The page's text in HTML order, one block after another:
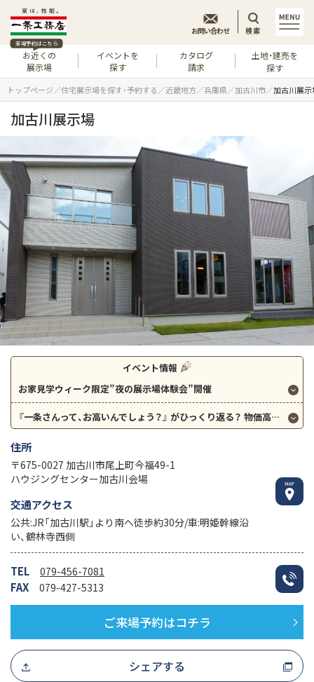
来場予約はこちら
お近くの
展示場
イベントを
探す
カタログ
請求
土地・建売を
探す
お問い合わせ 検索
トップページ 住宅展示場を探す・予約する 近畿地方 兵庫県 加古川市 加古川展示
加古川展示場
住所
〒675-0027 加古川市尾上町今福49-1
ハウジングセンター加古川会場
交通アクセス
公共:JR「加古川駅」より南へ徒歩約30分/車:明姫幹線沿
い、鶴林寺西側
TEL 079-456-7081
FAX 079-427-5313
ご来場予約はコチラ
シェアする
イベント情報
お家見学ウィーク限定”夜の展示場体験会”開催
『一条さんって、お高いんでしょう？』 がひっくり返る？ 物価高の今こそお金のしっかり相談会。